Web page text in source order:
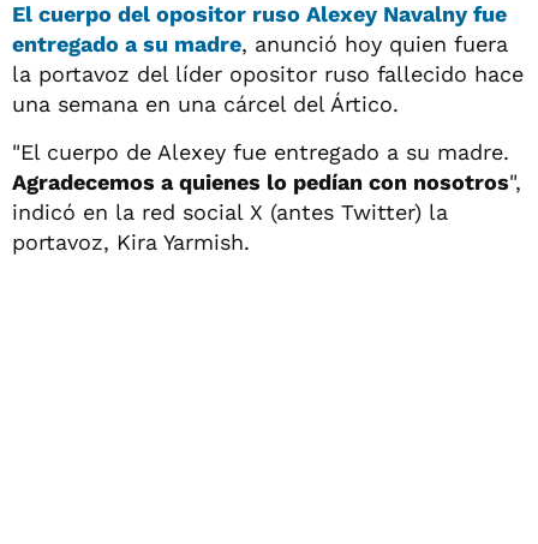
El cuerpo del opositor ruso Alexey Navalny fue
entregado a su madre, anunció hoy quien fuera
la portavoz del líder opositor ruso fallecido hace
una semana en una cárcel del Ártico.
"El cuerpo de Alexey fue entregado a su madre.
Agradecemos a quienes lo pedían con nosotros",
indicó en la red social X (antes Twitter) la
portavoz, Kira Yarmish.